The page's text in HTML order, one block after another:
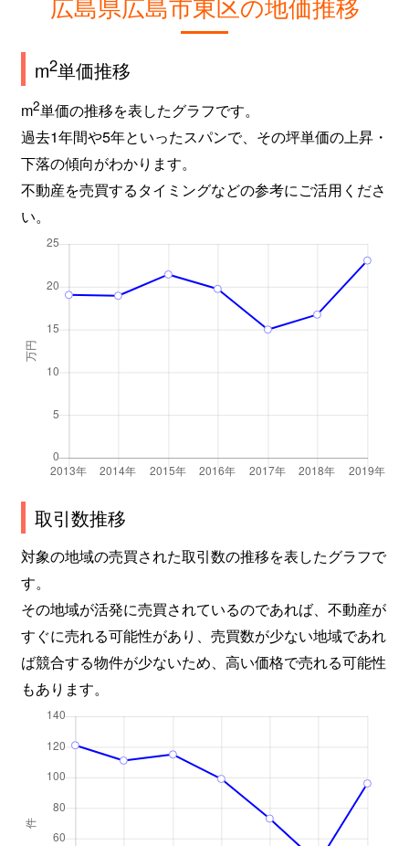
m2単価推移
m2単価の推移を表したグラフです。
過去1年間や5年といったスパンで、その坪単価の上昇・
下落の傾向がわかります。
不動産を売買するタイミングなどの参考にご活用くださ
い。
取引数推移
対象の地域の売買された取引数の推移を表したグラフで
す。
その地域が活発に売買されているのであれば、不動産が
すぐに売れる可能性があり、売買数が少ない地域であれ
ば競合する物件が少ないため、高い価格で売れる可能性
もあります。